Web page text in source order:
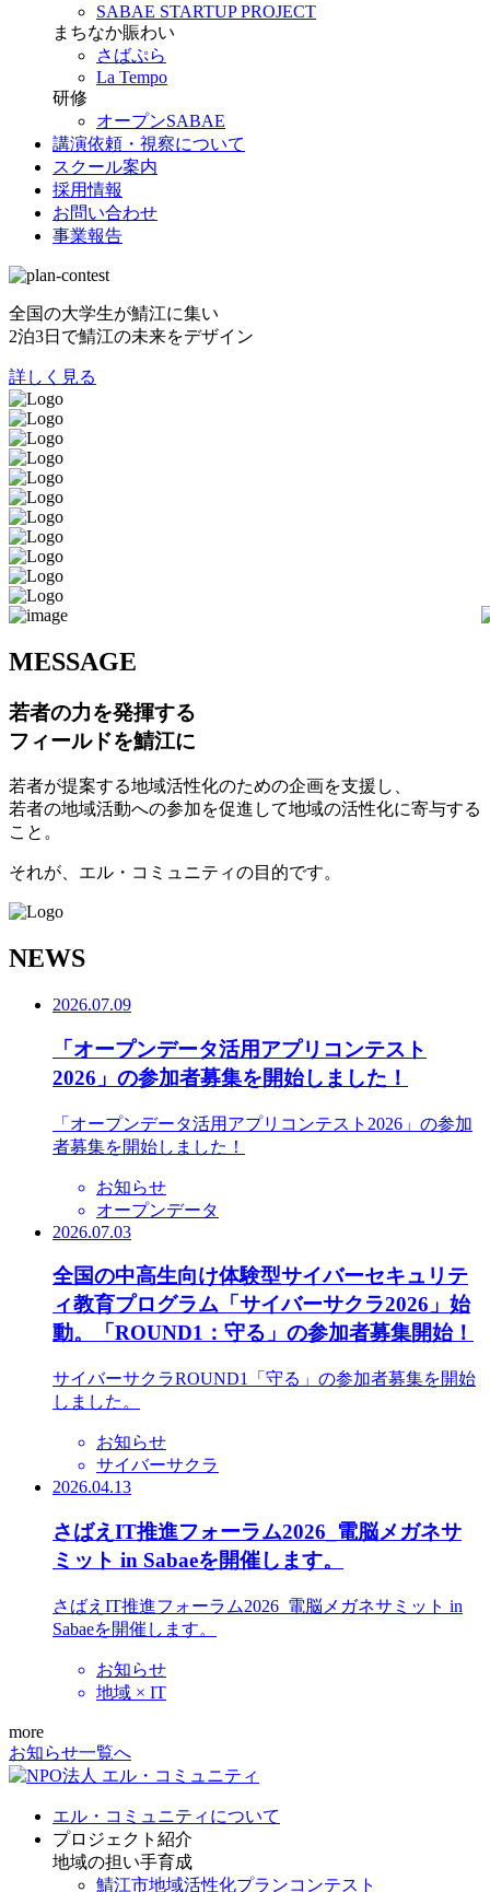
SABAE STARTUP PROJECT
まちなか賑わい
さばぷら
La Tempo
研修
オープンSABAE
講演依頼・視察について
スクール案内
採用情報
お問い合わせ
事業報告
全国の大学生が鯖江に集い
2泊3日で鯖江の未来をデザイン
詳しく見る
MESSAGE
若者の力を発揮する
フィールドを鯖江に
若者が提案する地域活性化のための企画を支援し、
若者の地域活動への参加を促進して地域の活性化に寄与する
こと。
それが、エル・コミュニティの目的です。
NEWS
2026.07.09
「オープンデータ活用アプリコンテスト
2026」の参加者募集を開始しました！
「オープンデータ活用アプリコンテスト2026」の参加
者募集を開始しました！
お知らせ
オープンデータ
2026.07.03
全国の中高生向け体験型サイバーセキュリテ
ィ教育プログラム「サイバーサクラ2026」始
動。「ROUND1：守る」の参加者募集開始！
サイバーサクラROUND1「守る」の参加者募集を開始
しました。
お知らせ
サイバーサクラ
2026.04.13
さばえIT推進フォーラム2026_電脳メガネサ
ミット in Sabaeを開催します。
さばえIT推進フォーラム2026_電脳メガネサミット in
Sabaeを開催します。
お知らせ
地域 × IT
more
お知らせ一覧へ
エル・コミュニティについて
プロジェクト紹介
地域の担い手育成
鯖江市地域活性化プランコンテスト